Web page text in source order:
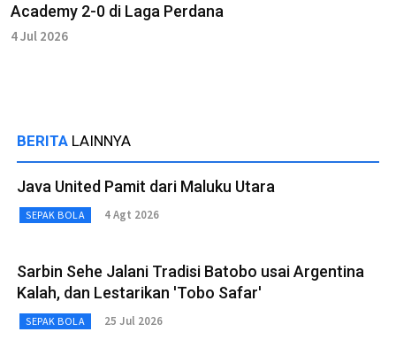
Academy 2-0 di Laga Perdana
4 Jul 2026
BERITA LAINNYA
Java United Pamit dari Maluku Utara
SEPAK BOLA 4 Agt 2026
Sarbin Sehe Jalani Tradisi Batobo usai Argentina
Kalah, dan Lestarikan 'Tobo Safar'
SEPAK BOLA 25 Jul 2026